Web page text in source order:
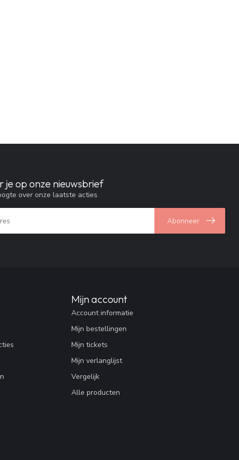
je op onze nieuwsbrief
over onze laatste acties
Abonneer
Mijn account
Account informatie
Mijn bestellingen
Mijn tickets
Mijn verlanglijst
Vergelijk
Alle producten